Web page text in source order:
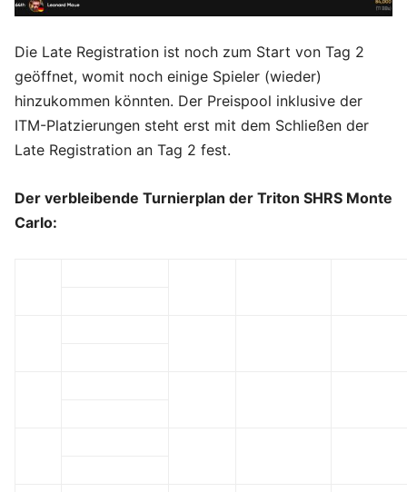
Die Late Registration ist noch zum Start von Tag 2
geöffnet, womit noch einige Spieler (wieder)
hinzukommen könnten. Der Preispool inklusive der
ITM-Platzierungen steht erst mit dem Schließen der
Late Registration an Tag 2 fest.
Der verbleibende Turnierplan der Triton SHRS Monte
Carlo: